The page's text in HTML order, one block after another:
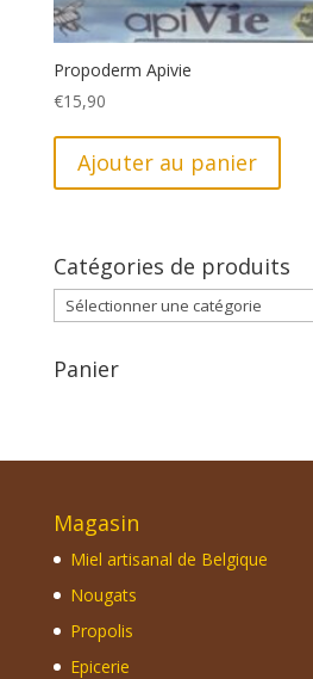
Propoderm Apivie
€15,90
Ajouter au panier
Catégories de produits
Panier
Magasin
Miel artisanal de Belgique
Nougats
Propolis
Epicerie